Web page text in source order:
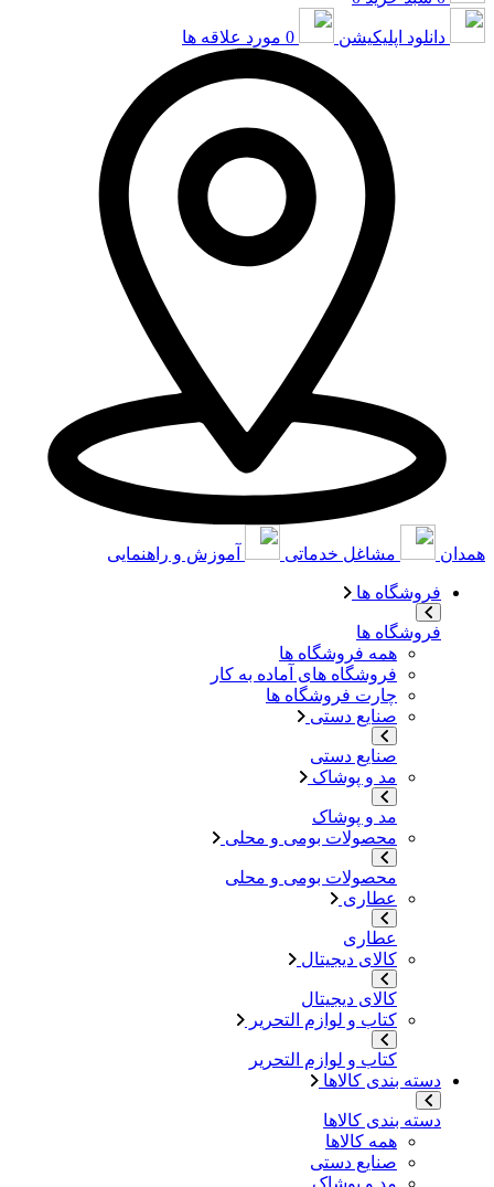
دانلود اپلیکیشن 0 مورد علاقه ها
همدان مشاغل خدماتی آموزش و راهنمایی
فروشگاه ها
فروشگاه ها
همه فروشگاه ها
فروشگاه های آماده به کار
چارت فروشگاه ها
صنایع دستی
صنایع دستی
مد و پوشاک
مد و پوشاک
محصولات بومی و محلی
محصولات بومی و محلی
عطاری
عطاری
کالای دیجیتال
کالای دیجیتال
کتاب و لوازم التحریر
کتاب و لوازم التحریر
دسته بندی کالاها
دسته بندی کالاها
همه کالاها
صنایع دستی